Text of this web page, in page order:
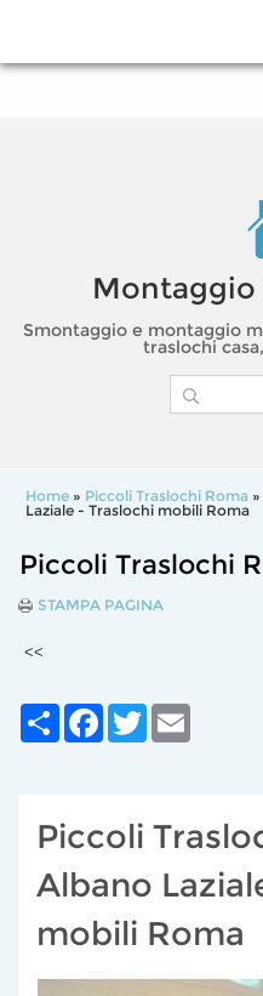
Montaggio
Smontaggio e montaggio
traslochi
Home » Piccoli Traslochi Roma
Laziale - Traslochi mobili Roma
Piccoli Traslochi
STAMPA PAGINA
<<
Share FacebookTwitter
Piccoli
Albano
mobili Roma